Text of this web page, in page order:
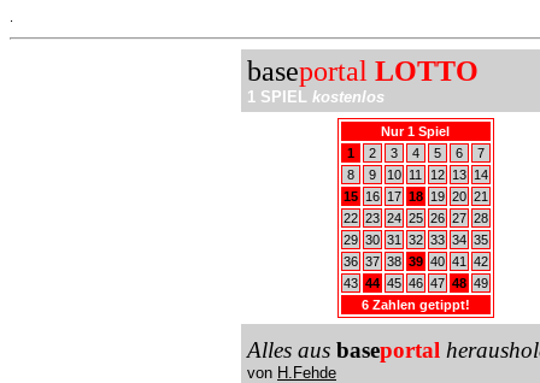
baseportal LOTTO
1 SPIEL kostenlos
Nur 1 Spiel
1
2 3 4 5 6
7
8
9 10 11 12 13
14
15
16 17 18 19 20 21
22 23 24 25 26 27 28
29 30 31 32 33 34 35
36 37 38 39 40 41
42
43 44 45 46 47 48 49
6 Zahlen getippt!
Alles aus baseportal
von H.Fehde